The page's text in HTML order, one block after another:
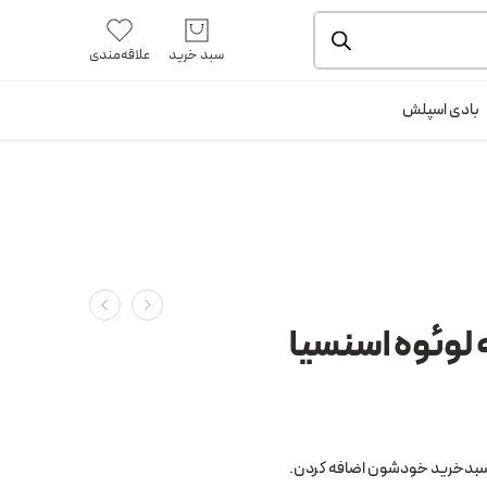
و بسته بندی را ملاحظه بفرمایید. آموزش خرید از سایت
سبد خرید علاقه‌مندی
بادی اسپلش
اسنسیا